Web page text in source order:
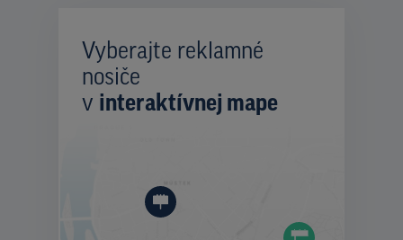
Vyberajte reklamné
nosiče
v interaktívnej mape